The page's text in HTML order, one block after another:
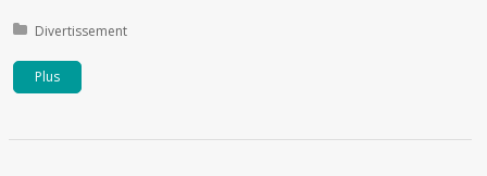
Publié dans:
Divertissement
Plus